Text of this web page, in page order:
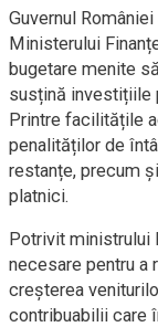
Guvernul
Ministerului
bugetare menite
susțină investițiile
Printre facilitățile
penalităților de
restanțe, precum
platnici.
Potrivit ministrului
necesare pentru a
creșterea
contribuabilii care